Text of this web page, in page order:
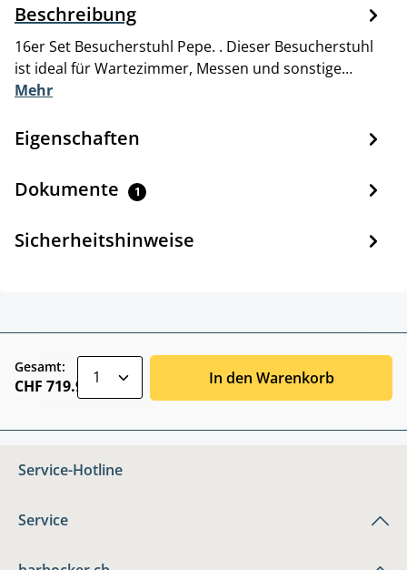
Beschreibung
16er Set Besucherstuhl Pepe. . Dieser Besucherstuhl
ist ideal für Wartezimmer, Messen und sonstige…
Mehr
Eigenschaften
Dokumente 1
Sicherheitshinweise
Gesamt:
CHF 719.90 In den Warenkorb
Service-Hotline
Service